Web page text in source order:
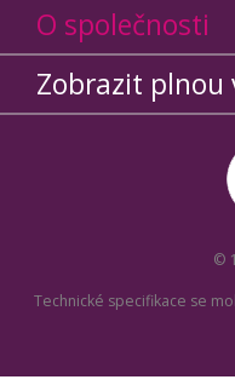
O společnosti
Zobrazit plnou
©
Technické specifikace se